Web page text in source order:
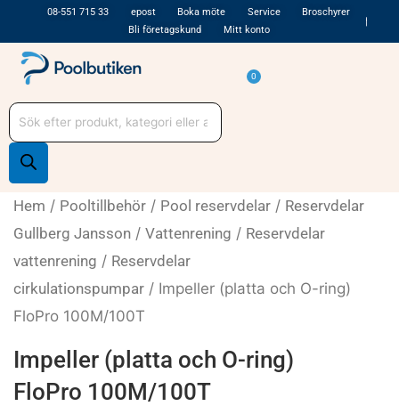
till
innehåll
08-551 715 33 epost Boka möte Service
Broschyrer
Bli företagskund
Mitt konto
0
Varukorg
Produktsökning
Hem / Pooltillbehör / Pool reservdelar / Reservdelar
Gullberg Jansson / Vattenrening / Reservdelar
vattenrening / Reservdelar
cirkulationspumpar / Impeller (platta och O-ring)
FloPro 100M/100T
Impeller (platta och O-ring)
FloPro 100M/100T